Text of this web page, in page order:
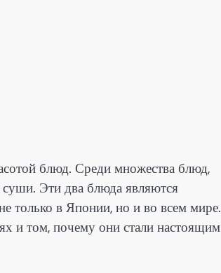
блюд. Среди множества блюд,
суши. Эти два блюда являются
только в Японии, но и во всем мире.
и том, почему они стали настоящим